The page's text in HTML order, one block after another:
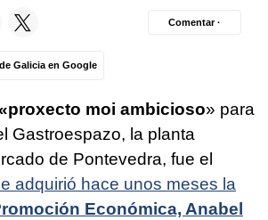
Galicia en Google
Comentar ·
moi ambicioso» para
Gastroespazo, la planta
de Pontevedra, fue el
adquirió hace unos meses la
Económica, Anabel